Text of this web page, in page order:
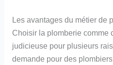
Les avantages du métier de
Choisir la plomberie comme
judicieuse pour plusieurs
demande pour des